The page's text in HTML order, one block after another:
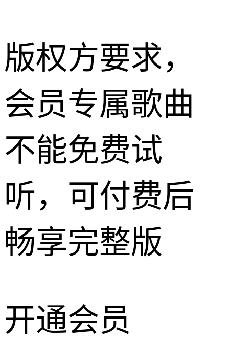
版权方要求，
会员专属歌曲
不能免费试
听，可付费后
畅享完整版
开通会员